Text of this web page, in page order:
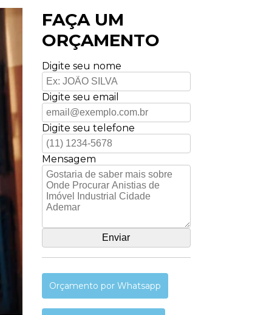
FAÇA UM
ORÇAMENTO
Digite seu nome
Digite seu email
Digite seu telefone
Mensagem
Orçamento por Whatsapp